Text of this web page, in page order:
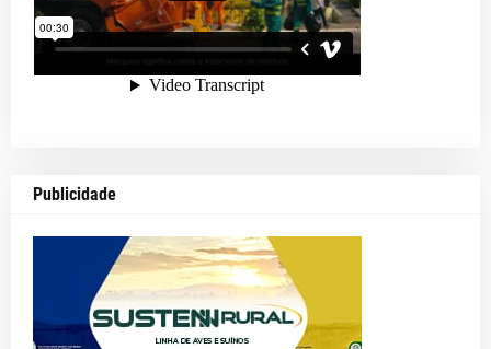
Publicidade